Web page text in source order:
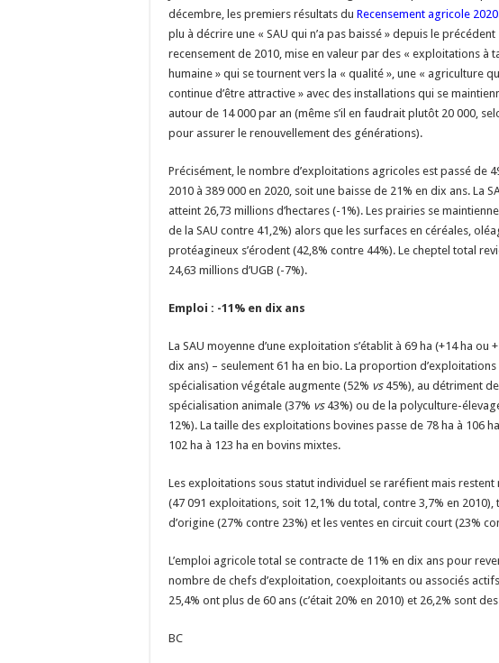
décembre, les premiers résultats du Recensement agricole 2020
plu à décrire une « SAU qui n’a pas baissé » depuis le précédent
recensement de 2010, mise en valeur par des « exploitations à
humaine » qui se tournent vers la « qualité », une « agriculture
continue d’être attractive » avec des installations qui se
autour de 14 000 par an (même s’il en faudrait plutôt 20 000,
pour assurer le renouvellement des générations).
Précisément, le nombre d’exploitations agricoles est passé de
2010 à 389 000 en 2020, soit une baisse de 21% en dix ans. La
atteint 26,73 millions d’hectares (-1%). Les prairies se
de la SAU contre 41,2%) alors que les surfaces en céréales,
protéagineux s’érodent (42,8% contre 44%). Le cheptel total
24,63 millions d’UGB (-7%).
Emploi : -11% en dix ans
La SAU moyenne d’une exploitation s’établit à 69 ha (+14 ha ou
dix ans) – seulement 61 ha en bio. La proportion d’exploitations
spécialisation végétale augmente (52% vs 45%), au détriment
spécialisation animale (37% vs 43%) ou de la polyculture-
12%). La taille des exploitations bovines passe de 78 ha à 106
102 ha à 123 ha en bovins mixtes.
Les exploitations sous statut individuel se raréfient mais
(47 091 exploitations, soit 12,1% du total, contre 3,7% en
d’origine (27% contre 23%) et les ventes en circuit court (23%
L’emploi agricole total se contracte de 11% en dix ans pour
nombre de chefs d’exploitation, coexploitants ou associés
25,4% ont plus de 60 ans (c’était 20% en 2010) et 26,2% sont
BC